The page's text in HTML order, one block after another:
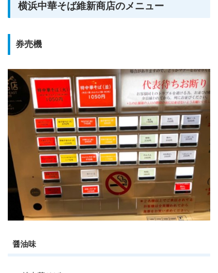
横浜中華そば維新商店のメニュー
券売機
醤油味